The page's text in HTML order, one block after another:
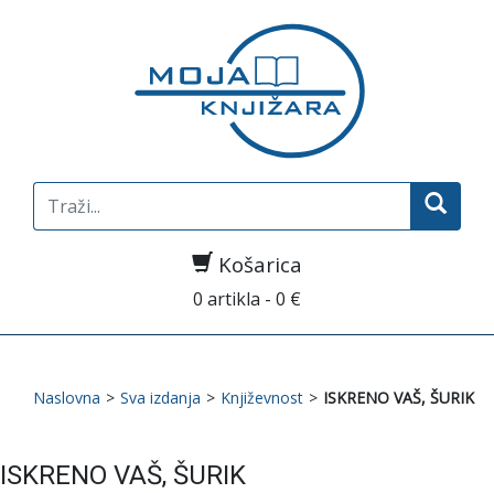
Search
for:
Košarica
0 artikla - 0 €
Naslovna > Sva izdanja > Književnost > ISKRENO VAŠ, ŠURIK
ISKRENO VAŠ, ŠURIK